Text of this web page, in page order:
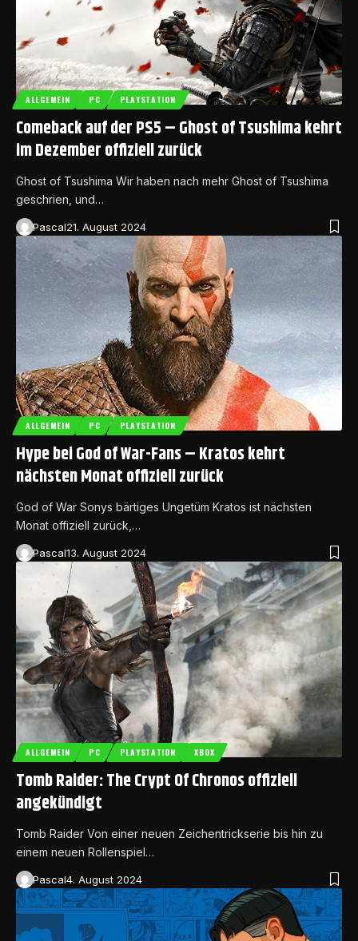
ALLGEMEIN PC PLAYSTATION
Comeback auf der PS5 – Ghost of Tsushima kehrt
im Dezember offiziell zurück
Ghost of Tsushima Wir haben nach mehr Ghost of Tsushima
geschrien, und…
Pascal21. August 2024
ALLGEMEIN PC PLAYSTATION
Hype bei God of War-Fans – Kratos kehrt
nächsten Monat offiziell zurück
God of War Sonys bärtiges Ungetüm Kratos ist nächsten
Monat offiziell zurück,…
Pascal13. August 2024
ALLGEMEIN PC PLAYSTATION XBOX
Tomb Raider: The Crypt Of Chronos offiziell
angekündigt
Tomb Raider Von einer neuen Zeichentrickserie bis hin zu
einem neuen Rollenspiel…
Pascal4. August 2024